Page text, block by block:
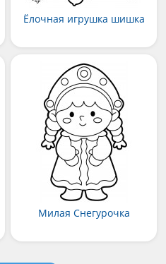
Ёлочная игрушка шишка
Милая Снегурочка